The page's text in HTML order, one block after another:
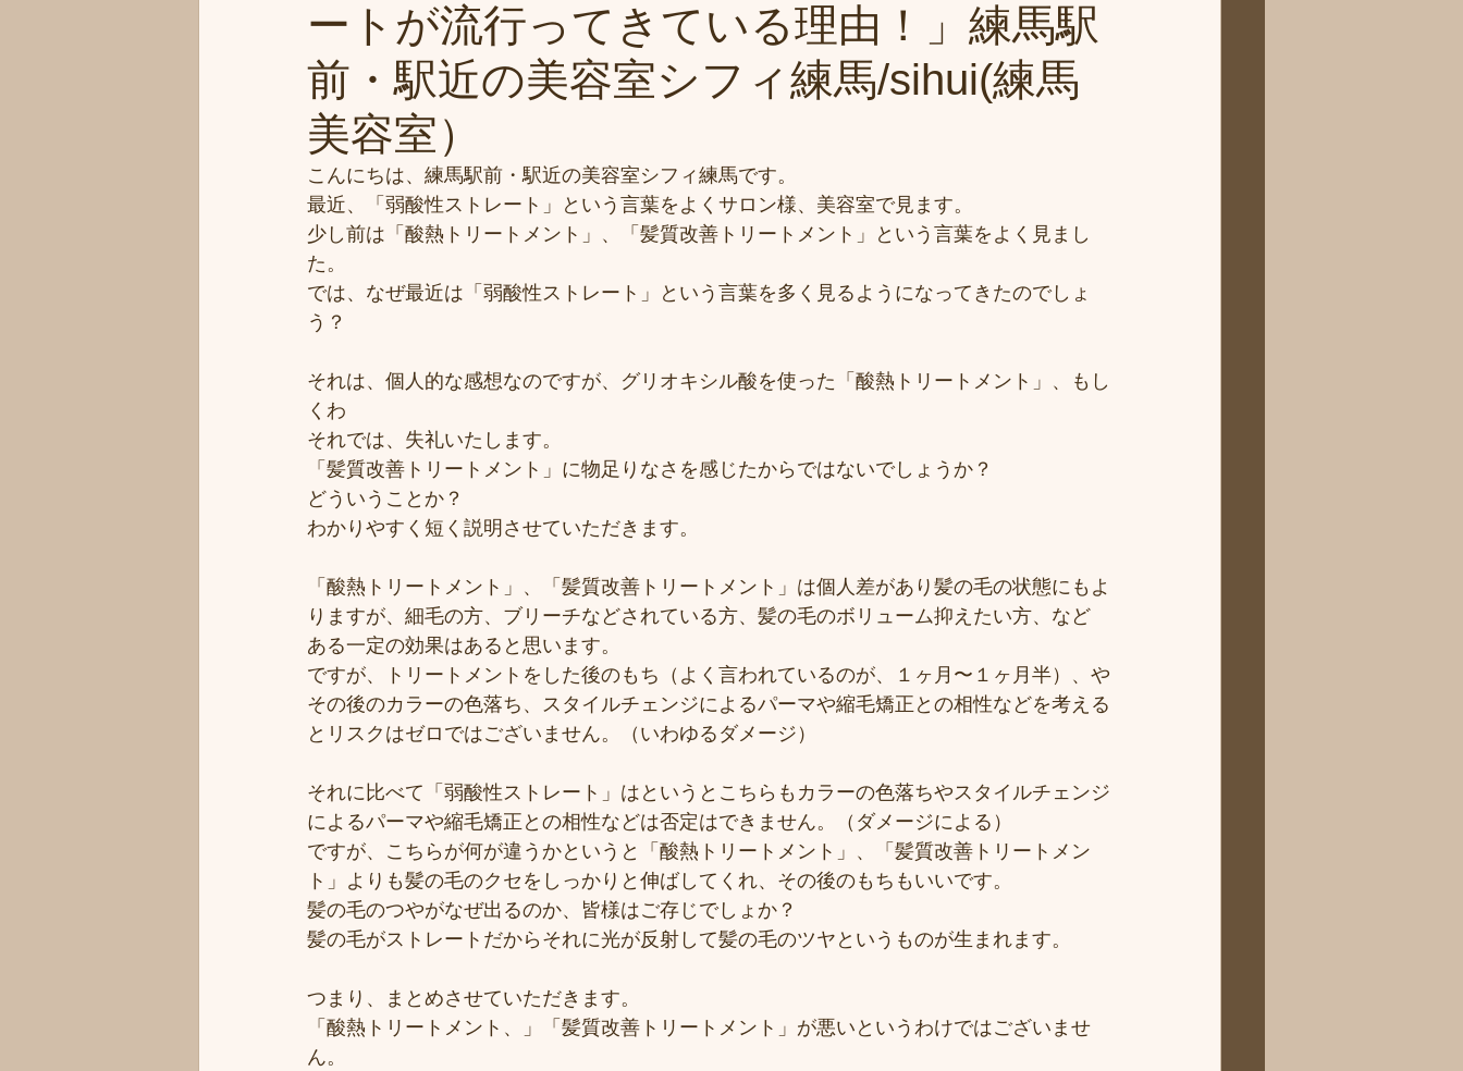
ートが流行ってきている理由！」練馬駅
前・駅近の美容室シフィ練馬/sihui(練馬
美容室）
こんにちは、練馬駅前・駅近の美容室シフィ練馬です。
最近、「弱酸性ストレート」という言葉をよくサロン様、美容室で見ます。
少し前は「酸熱トリートメント」、「髪質改善トリートメント」という言葉をよく見まし
た。
では、なぜ最近は「弱酸性ストレート」という言葉を多く見るようになってきたのでしょ
う？
それは、個人的な感想なのですが、グリオキシル酸を使った「酸熱トリートメント」、もし
くわ
それでは、失礼いたします。
「髪質改善トリートメント」に物足りなさを感じたからではないでしょうか？
どういうことか？
わかりやすく短く説明させていただきます。
「酸熱トリートメント」、「髪質改善トリートメント」は個人差があり髪の毛の状態にもよ
りますが、細毛の方、ブリーチなどされている方、髪の毛のボリューム抑えたい方、など
ある一定の効果はあると思います。
ですが、トリートメントをした後のもち（よく言われているのが、１ヶ月〜１ヶ月半）、や
その後のカラーの色落ち、スタイルチェンジによるパーマや縮毛矯正との相性などを考える
とリスクはゼロではございません。（いわゆるダメージ）
それに比べて「弱酸性ストレート」はというとこちらもカラーの色落ちやスタイルチェンジ
によるパーマや縮毛矯正との相性などは否定はできません。（ダメージによる）
ですが、こちらが何が違うかというと「酸熱トリートメント」、「髪質改善トリートメン
ト」よりも髪の毛のクセをしっかりと伸ばしてくれ、その後のもちもいいです。
髪の毛のつやがなぜ出るのか、皆様はご存じでしょか？
髪の毛がストレートだからそれに光が反射して髪の毛のツヤというものが生まれます。
つまり、まとめさせていただきます。
「酸熱トリートメント、」「髪質改善トリートメント」が悪いというわけではございませ
ん。